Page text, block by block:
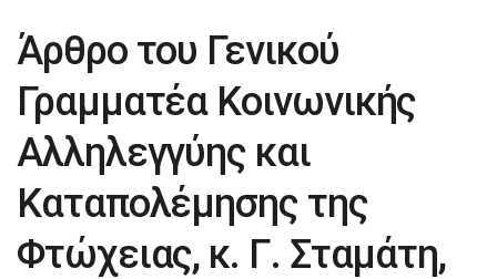
Άρθρο του Γενικού
Γραμματέα Κοινωνικής
Αλληλεγγύης και
Καταπολέμησης της
Φτώχειας, κ. Γ. Σταμάτη,